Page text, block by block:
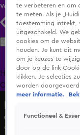
Volg KIJK
Zoeken
HomeUitzending
Oranjezomer
Geen straattaal,
9 mei 2025, 11:39
te verbeteren en om
te meten. Als je
toestemming intrekt,
uitgeschakeld. We
cookies om de
houden. Je kunt dit
om je keuzes te
door op de link
klikken. Je selecties
worden doorgevoerd.
meer informatie.
Functioneel &